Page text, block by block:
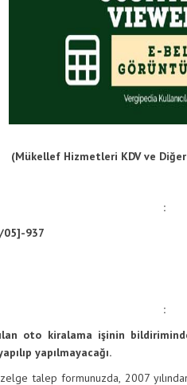
(Mükellef Hizmetleri KDV ve
:
05]-937
:
oto kiralama işinin
yapılmayacağı.
formunuzda, 2007 yılından